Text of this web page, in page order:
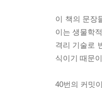
이 책의 문장
이는 생물학
격리 기술로
식이기 때문
40번의 커밋